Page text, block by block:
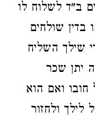
ב"ד לשלוח לו
בדין שולחים
שילך השליח
יתן שכר
חובו ואם הוא
לילך ולחזור